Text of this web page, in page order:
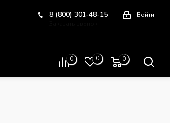
Войти
8 (800) 301-48-15
0 0 0